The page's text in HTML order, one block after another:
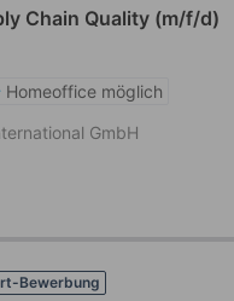
Chain Quality (m/f/d)
Homeoffice möglich
GmbH
Bewerbung